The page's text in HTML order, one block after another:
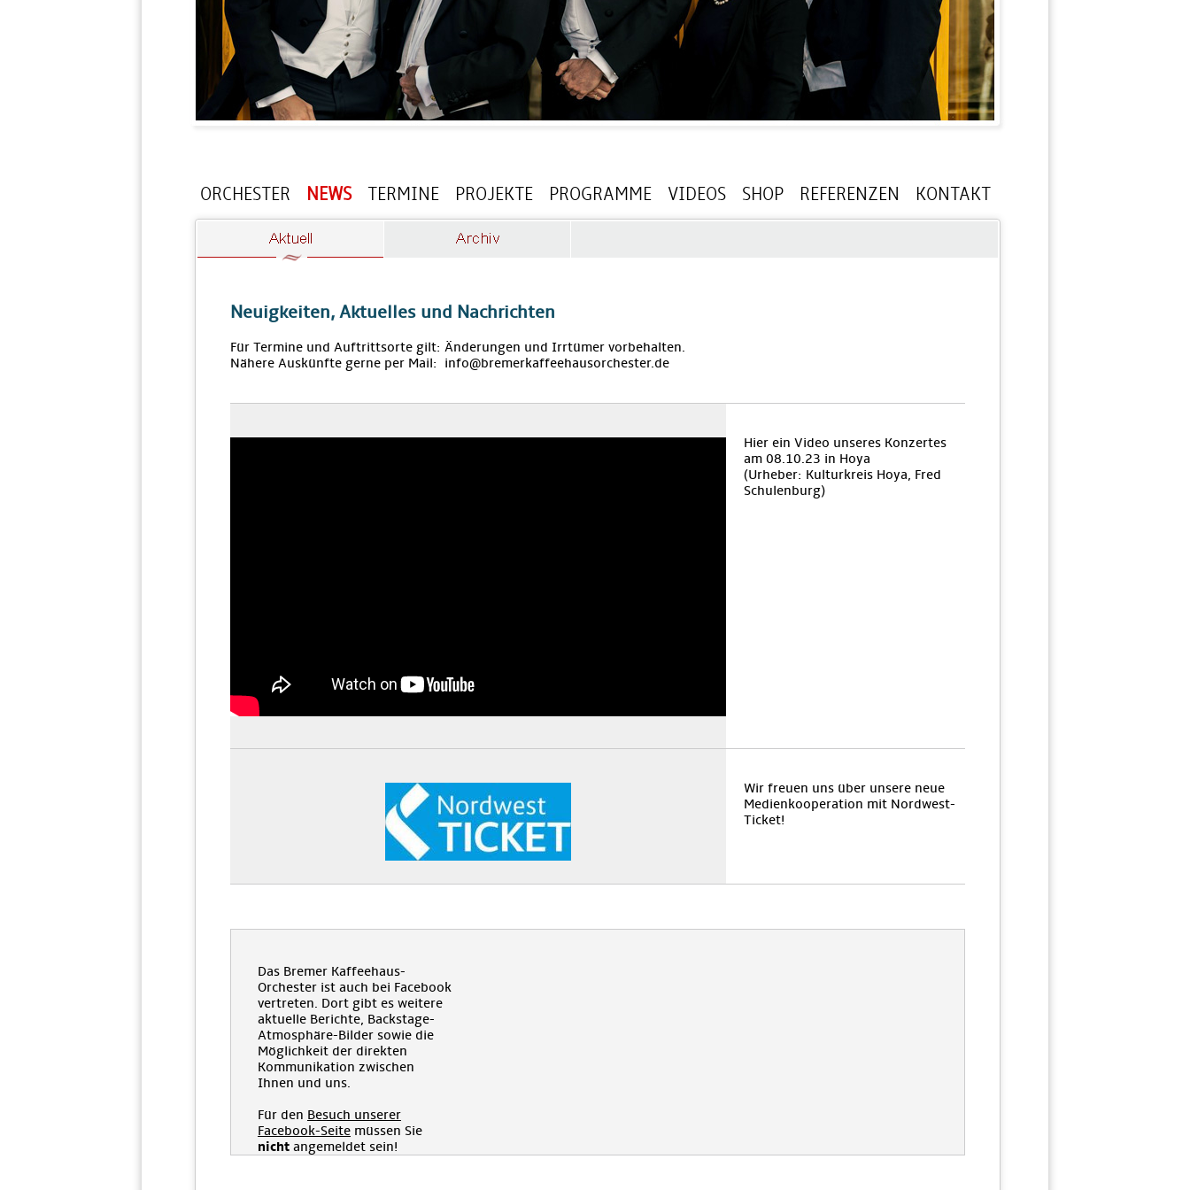
ORCHESTER NEWS TERMINE PROJEKTE PROGRAMME VIDEOS SHOP REFERENZEN KONTAKT
Neuigkeiten, Aktuelles und Nachrichten
Für Termine und Auftrittsorte gilt: Änderungen und Irrtümer vorbehalten.
Nähere Auskünfte gerne per Mail: info@bremerkaffeehausorchester.de
Hier ein Video unseres Konzertes
am 08.10.23 in Hoya
(Urheber: Kulturkreis Hoya, Fred
Schulenburg)
Wir freuen uns über unsere neue
Medienkooperation mit Nordwest-
Ticket!
Das Bremer Kaffeehaus-
Orchester ist auch bei Facebook
vertreten. Dort gibt es weitere
aktuelle Berichte, Backstage-
Atmosphäre-Bilder sowie die
Möglichkeit der direkten
Kommunikation zwischen
Ihnen und uns.
Für den Besuch unserer
Facebook-Seite müssen Sie
nicht angemeldet sein!